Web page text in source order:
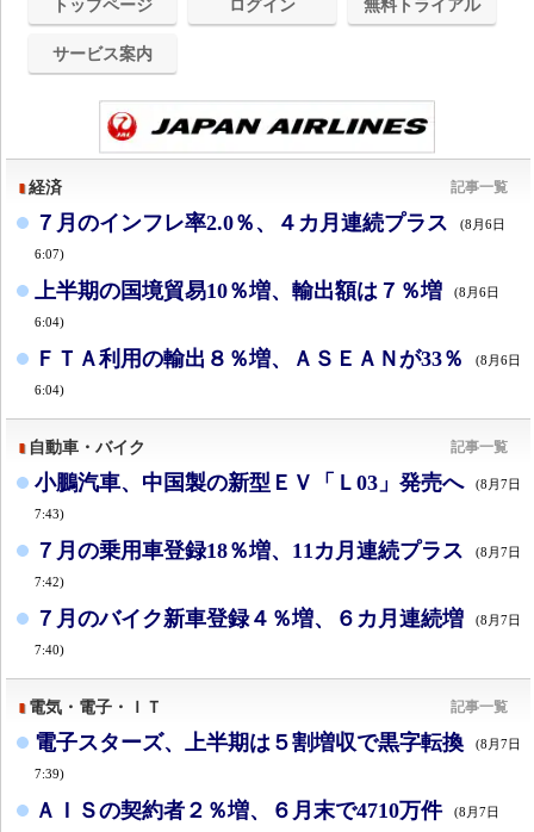
トップページ ログイン 無料トライアル
サービス案内
経済 記事一覧
７月のインフレ率2.0％、４カ月連続プラス (8月6日
6:07)
上半期の国境貿易10％増、輸出額は７％増 (8月6日
6:04)
ＦＴＡ利用の輸出８％増、ＡＳＥＡＮが33％ (8月6日
6:04)
自動車・バイク 記事一覧
小鵬汽車、中国製の新型ＥＶ「Ｌ03」発売へ (8月7日
7:43)
７月の乗用車登録18％増、11カ月連続プラス (8月7日
7:42)
７月のバイク新車登録４％増、６カ月連続増 (8月7日
7:40)
電気・電子・ＩＴ 記事一覧
電子スターズ、上半期は５割増収で黒字転換 (8月7日
7:39)
ＡＩＳの契約者２％増、６月末で4710万件 (8月7日